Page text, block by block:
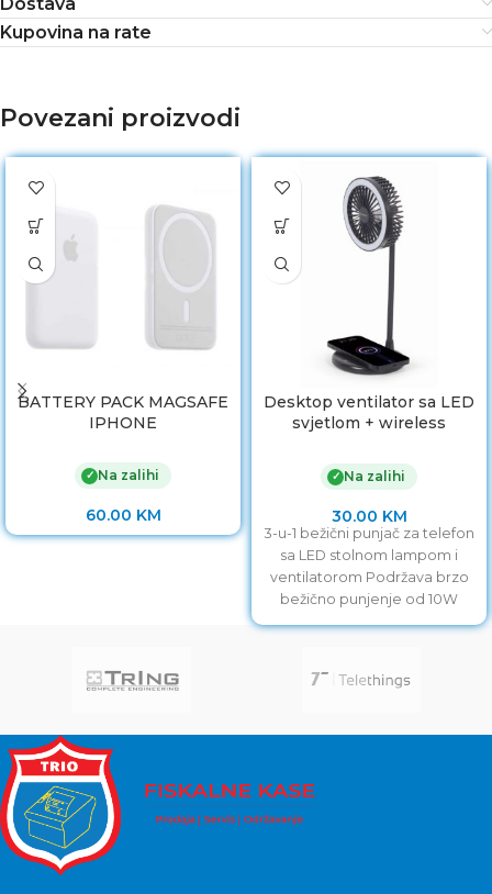
Kupovina na rate
Povezani proizvodi
BATTERY PACK MAGSAFE
IPHONE
✓ Na zalihi
60.00 KM
Desktop ventilator sa LED
svjetlom + wireless
✓ Na zalihi
30.00 KM
3-u-1 bežični punjač za telefon
sa LED stolnom lampom i
ventilatorom Podržava brzo
bežično punjenje od 10W
Kompatibilan sa svim